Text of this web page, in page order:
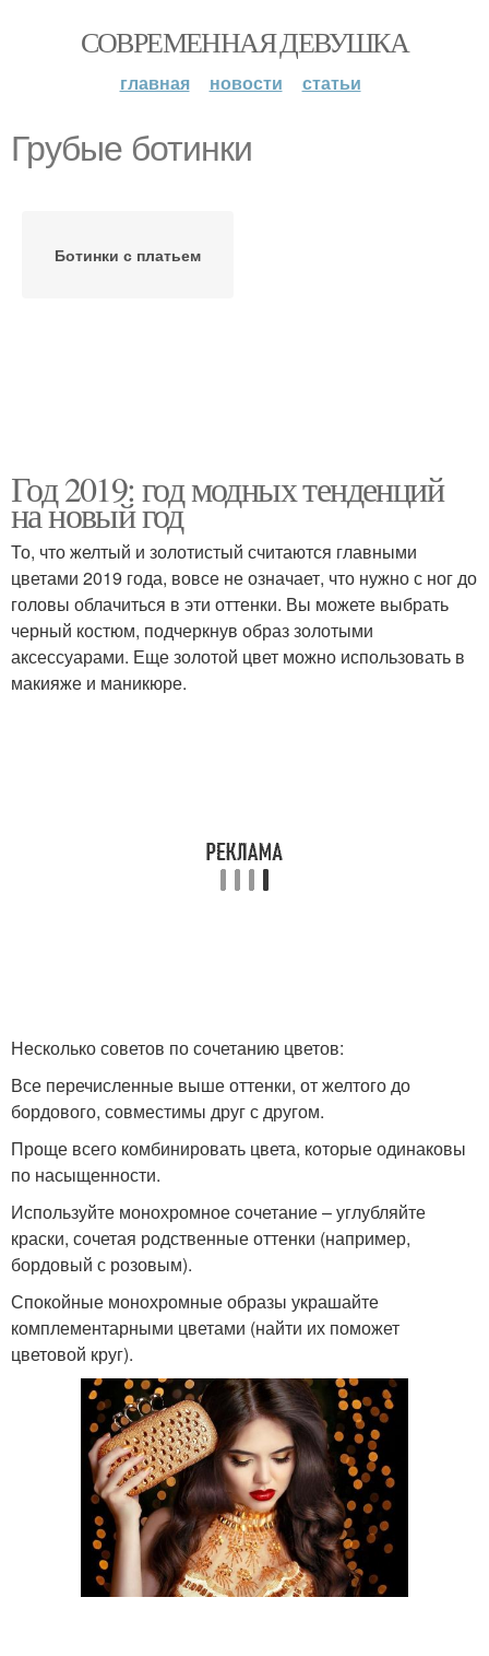
СОВРЕМЕННАЯ ДЕВУШКА
главная новости статьи
Грубые ботинки
Ботинки с платьем
Год 2019: год модных тенденций
на новый год
То, что желтый и золотистый считаются главными
цветами 2019 года, вовсе не означает, что нужно с ног до
головы облачиться в эти оттенки. Вы можете выбрать
черный костюм, подчеркнув образ золотыми
аксессуарами. Еще золотой цвет можно использовать в
макияже и маникюре.
Несколько советов по сочетанию цветов:
Все перечисленные выше оттенки, от желтого до
бордового, совместимы друг с другом.
Проще всего комбинировать цвета, которые одинаковы
по насыщенности.
Используйте монохромное сочетание – углубляйте
краски, сочетая родственные оттенки (например,
бордовый с розовым).
Спокойные монохромные образы украшайте
комплементарными цветами (найти их поможет
цветовой круг).